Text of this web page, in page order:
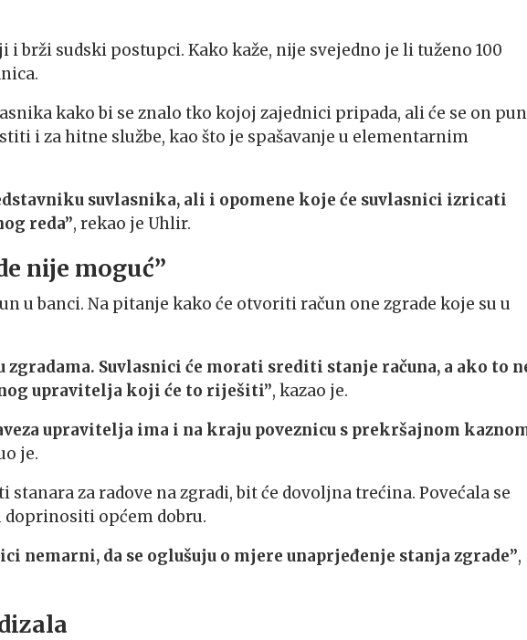
i brži sudski postupci. Kako kaže, nije svejedno je li tuženo 100
kako bi se znalo tko kojoj zajednici pripada, ali će se on
i za hitne službe, kao što je spašavanje u elementarnim
suvlasnika, ali i opomene koje će suvlasnici izricati
reda”, rekao je Uhlir.
nije moguć”
u banci. Na pitanje kako će otvoriti račun one zgrade koje su u
Suvlasnici će morati srediti stanje računa, a ako to
upravitelja koji će to riješiti”, kazao je.
upravitelja ima i na kraju poveznicu s prekršajnom
je.
stanara za radove na zgradi, bit će dovoljna trećina. Povećala se
općem dobru.
nemarni, da se oglušuju o mjere unaprjeđenje stanja zgrade”,